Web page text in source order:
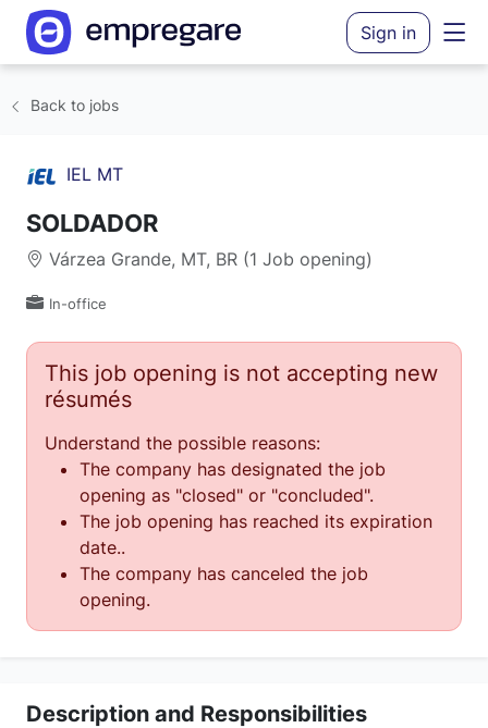
Sign in
Back to jobs
IEL MT
SOLDADOR
Várzea Grande, MT, BR (1 Job opening)
In-office
This job opening is not accepting new
résumés
Understand the possible reasons:
The company has designated the job
opening as "closed" or "concluded".
The job opening has reached its expiration
date..
The company has canceled the job
opening.
Description and Responsibilities